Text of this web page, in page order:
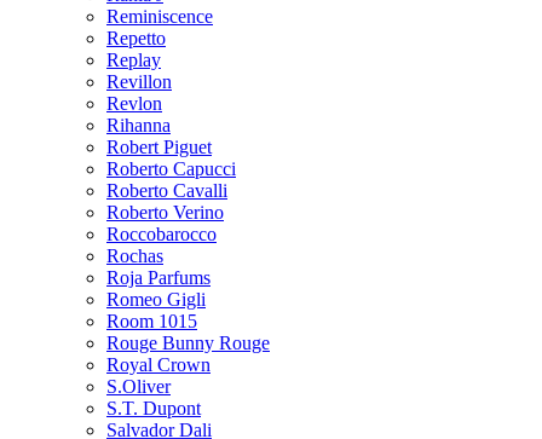
Reminiscence
Repetto
Replay
Revillon
Revlon
Rihanna
Robert Piguet
Roberto Capucci
Roberto Cavalli
Roberto Verino
Roccobarocco
Rochas
Roja Parfums
Romeo Gigli
Room 1015
Rouge Bunny Rouge
Royal Crown
S.Oliver
S.T. Dupont
Salvador Dali